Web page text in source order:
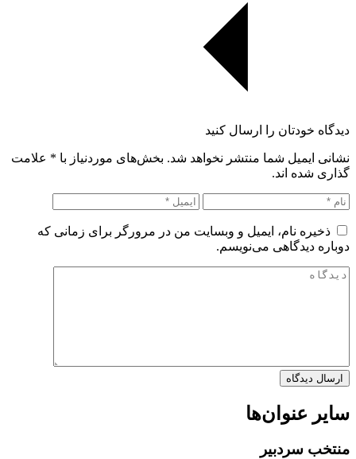
دیدگاه خودتان را ارسال کنید
نشانی ایمیل شما منتشر نخواهد شد. بخش‌های موردنیاز با * علامت
گذاری شده اند.
ذخیره نام، ایمیل و وبسایت من در مرورگر برای زمانی که
دوباره دیدگاهی می‌نویسم.
سایر عنوان‌ها
منتخب سردبیر